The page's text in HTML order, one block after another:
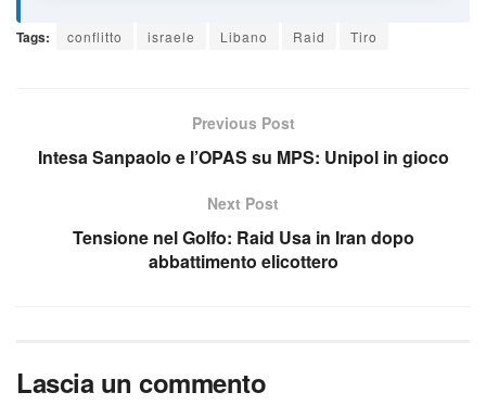
Tags: conflitto israele Libano Raid Tiro
Previous Post
Intesa Sanpaolo e l’OPAS su MPS: Unipol in gioco
Next Post
Tensione nel Golfo: Raid Usa in Iran dopo
abbattimento elicottero
Lascia un commento